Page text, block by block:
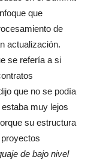
que
de
actualización.
se refería a si
que no se podía
muy lejos
su estructura
de bajo nivel